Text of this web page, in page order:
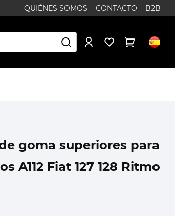
QUIÉNES SOMOS CONTACTO B2B
goma superiores para
A112 Fiat 127 128 Ritmo